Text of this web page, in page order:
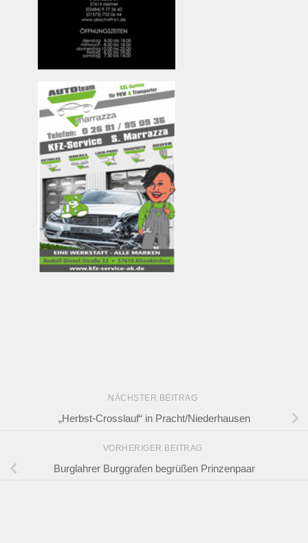
NÄCHSTER BEITRAG
„Herbst-Crosslauf“ in Pracht/Niederhausen
VORHERIGER BEITRAG
Burglahrer Burggrafen begrüßen Prinzenpaar